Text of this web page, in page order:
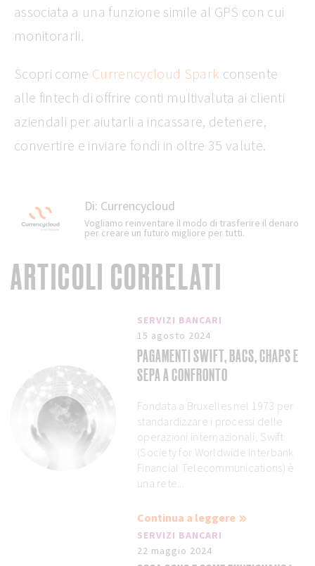
associata a una funzione simile al GPS con cui
monitorarli.
Scopri come Currencycloud Spark consente
alle fintech di offrire conti multivaluta ai clienti
aziendali per aiutarli a incassare, detenere,
convertire e inviare fondi in oltre 35 valute.
Di: Currencycloud
Vogliamo reinventare il modo di trasferire il denaro
per creare un futuro migliore per tutti.
ARTICOLI CORRELATI
SERVIZI BANCARI
15 agosto 2024
PAGAMENTI SWIFT, BACS, CHAPS E
SEPA A CONFRONTO
Fondata a Bruxelles nel 1973 per
standardizzare i processi delle
operazioni internazionali, Swift
(Society for Worldwide Interbank
Financial Telecommunications) è
una rete...
Continua a leggere
SERVIZI BANCARI
22 maggio 2024